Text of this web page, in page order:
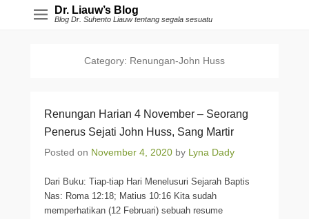
Dr. Liauw’s Blog
Blog Dr. Suhento Liauw tentang segala sesuatu
Category: Renungan-John Huss
Renungan Harian 4 November – Seorang
Penerus Sejati John Huss, Sang Martir
Posted on November 4, 2020 by Lyna Dady
Dari Buku: Tiap-tiap Hari Menelusuri Sejarah Baptis
Nas: Roma 12:18; Matius 10:16 Kita sudah
memperhatikan (12 Februari) sebuah resume